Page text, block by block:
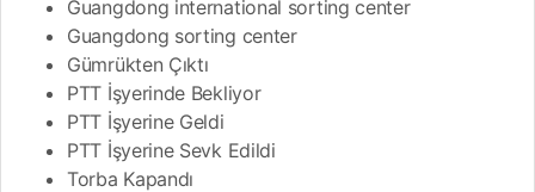
Guangdong international sorting center
Guangdong sorting center
Gümrükten Çıktı
PTT İşyerinde Bekliyor
PTT İşyerine Geldi
PTT İşyerine Sevk Edildi
Torba Kapandı